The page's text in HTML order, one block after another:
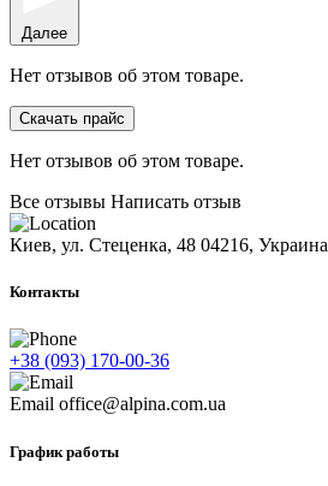
Далее
Нет отзывов об этом товаре.
Скачать прайс
Нет отзывов об этом товаре.
Все отзывы Написать отзыв
Киев, ул. Стеценка, 48 04216, Украина
Контакты
+38 (093) 170-00-36
Email office@alpina.com.ua
График работы